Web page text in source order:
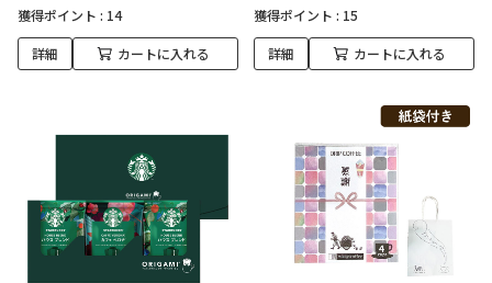
獲得ポイント : 14
詳細 カートに入れる
獲得ポイント : 15
詳細 カートに入れる